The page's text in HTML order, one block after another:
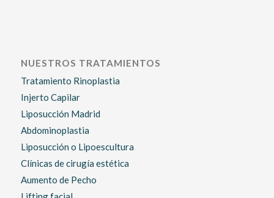
NUESTROS TRATAMIENTOS
Tratamiento Rinoplastia
Injerto Capilar
Liposucción Madrid
Abdominoplastia
Liposucción o Lipoescultura
Clínicas de cirugía estética
Aumento de Pecho